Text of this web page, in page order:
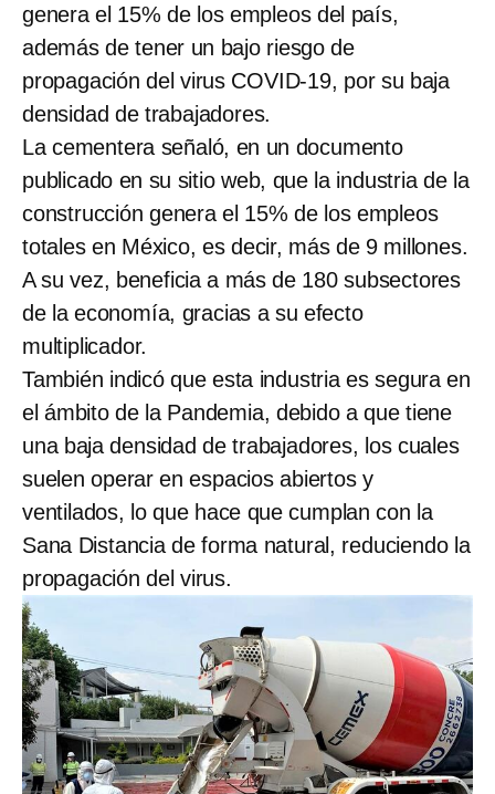
genera el 15% de los empleos del país,
además de tener un bajo riesgo de
propagación del virus COVID-19, por su baja
densidad de trabajadores.
La cementera señaló, en un documento
publicado en su sitio web, que la industria de la
construcción genera el 15% de los empleos
totales en México, es decir, más de 9 millones.
A su vez, beneficia a más de 180 subsectores
de la economía, gracias a su efecto
multiplicador.
También indicó que esta industria es segura en
el ámbito de la Pandemia, debido a que tiene
una baja densidad de trabajadores, los cuales
suelen operar en espacios abiertos y
ventilados, lo que hace que cumplan con la
Sana Distancia de forma natural, reduciendo la
propagación del virus.